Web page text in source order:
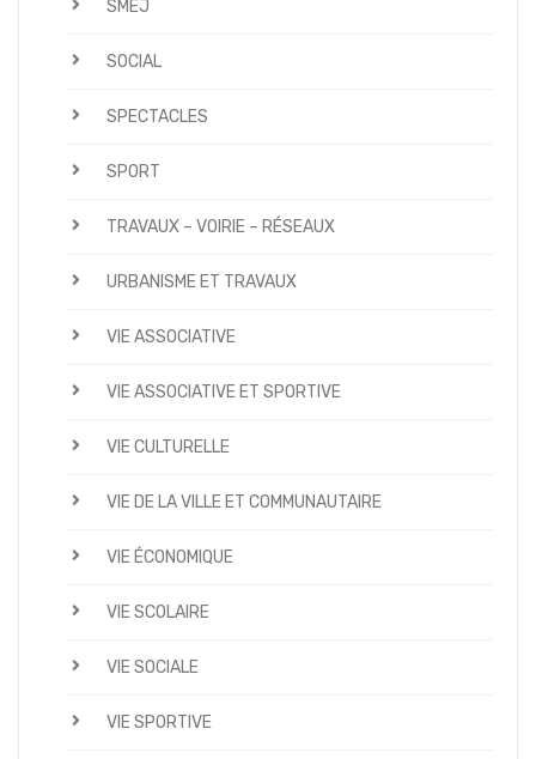
SMEJ
SOCIAL
SPECTACLES
SPORT
TRAVAUX – VOIRIE – RÉSEAUX
URBANISME ET TRAVAUX
VIE ASSOCIATIVE
VIE ASSOCIATIVE ET SPORTIVE
VIE CULTURELLE
VIE DE LA VILLE ET COMMUNAUTAIRE
VIE ÉCONOMIQUE
VIE SCOLAIRE
VIE SOCIALE
VIE SPORTIVE